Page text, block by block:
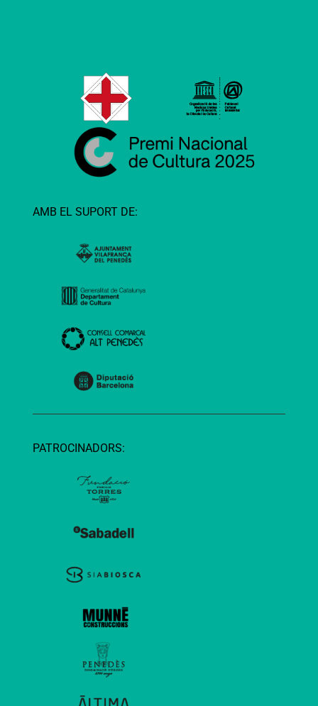
AMB EL SUPORT DE:
PATROCINADORS: